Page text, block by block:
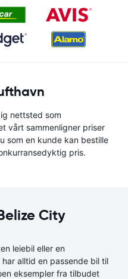
nettsted som
vårt sammenligner priser
som en kunde kan bestille
pris.
City
leiebil eller en
alltid en passende bil til
eksempler fra tilbudet